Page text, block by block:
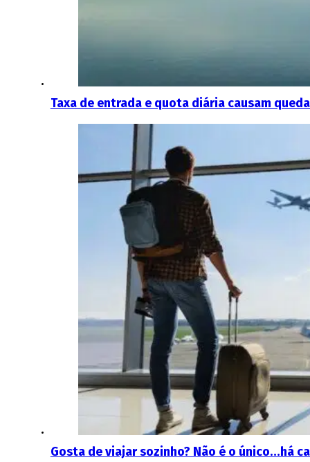
Taxa de entrada e quota diária causam
Gosta de viajar sozinho? Não é o único…há